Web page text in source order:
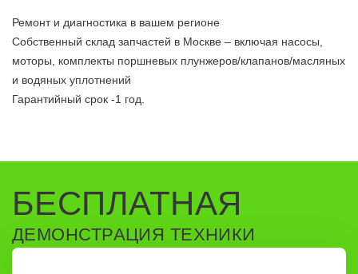
Ремонт и диагностика в вашем регионе
Собственный склад запчастей в Москве – включая насосы,
моторы, комплекты поршневых плунжеров/клапанов/масляных
и водяных уплотнений
Гарантийный срок -1 год.
БЕСПЛАТНАЯ
ДЕМОНСТРАЦИЯ ТЕХНИКИ